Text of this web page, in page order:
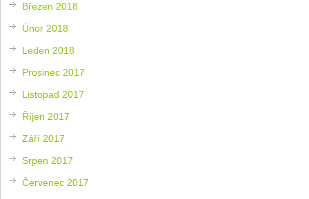
Březen 2018
Únor 2018
Leden 2018
Prosinec 2017
Listopad 2017
Říjen 2017
Září 2017
Srpen 2017
Červenec 2017